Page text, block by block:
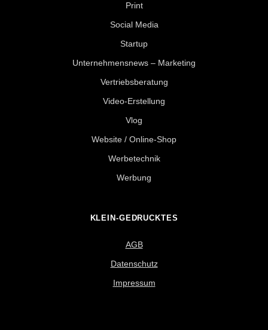
Print
Social Media
Startup
Unternehmensnews – Marketing
Vertriebsberatung
Video-Erstellung
Vlog
Website / Online-Shop
Werbetechnik
Werbung
KLEIN-GEDRUCKTES
AGB
Datenschutz
Impressum